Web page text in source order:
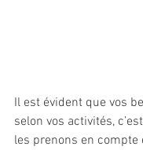
Il est évident que vos
selon vos activités,
les prenons en compte